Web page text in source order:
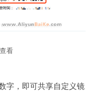
看
字，即可共享自定义镜